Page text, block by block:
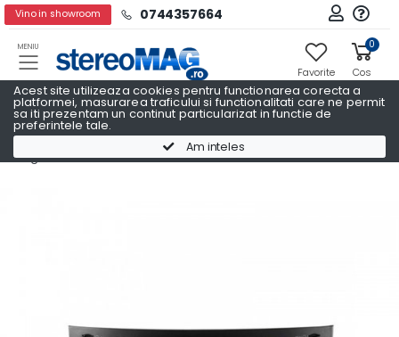
Acest site utilizeaza cookies pentru functionarea corecta a
platformei, masurarea traficului si functionalitati care ne permit
sa iti prezentam un continut particularizat in functie de
preferintele tale.
Am inteles
Vino in showroom 0744357664
MENIU
Favorite
0
Cos
Navigatii Auto Dedicate
Navigatii Auto Dedicate MERCEDES BENZ